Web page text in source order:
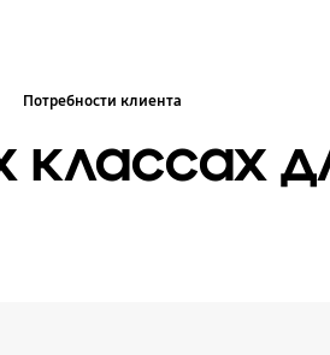
Потребности клиента
классах